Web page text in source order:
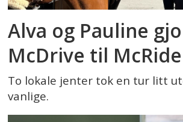
Alva og Pauline
McDrive til McRide
To lokale jenter tok en tur litt
vanlige.